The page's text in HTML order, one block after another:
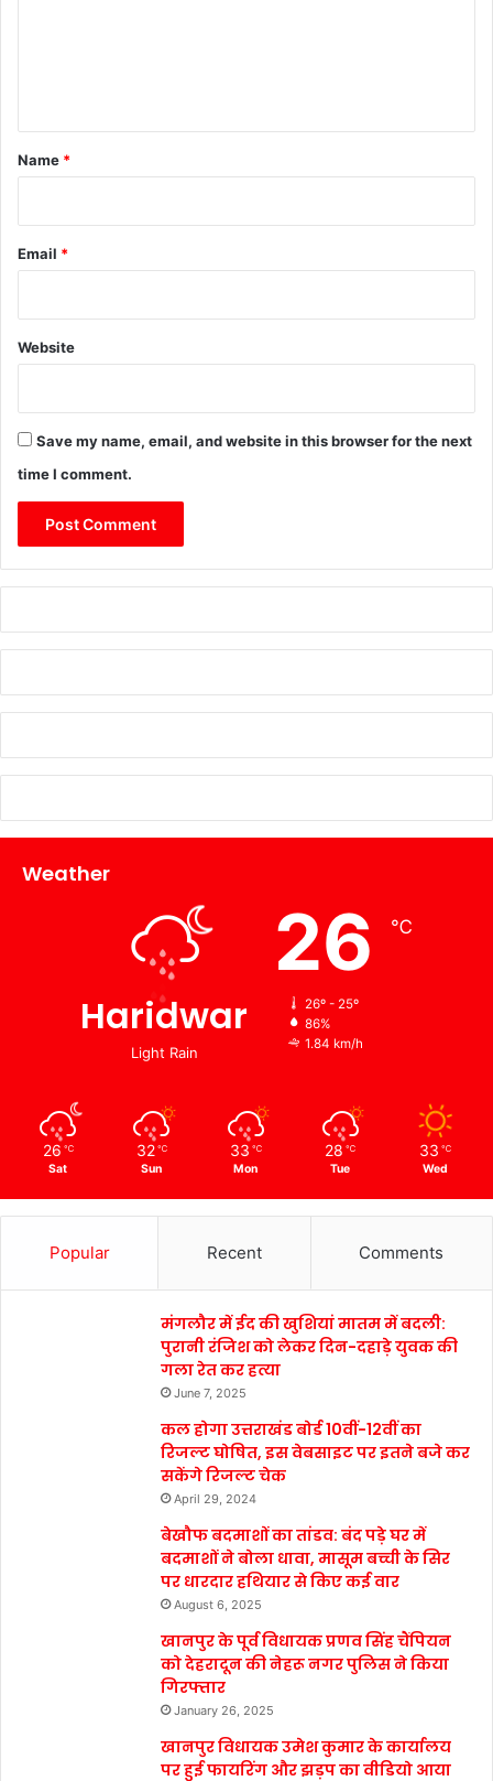
*
Name *
Email *
Website
Save my name, email, and website in this browser for the next
time I comment.
Weather
Haridwar
Light Rain
26 ℃
26º - 25º
86%
1.84 km/h
26 ℃
Sat
32 ℃
Sun
33 ℃
Mon
28 ℃
Tue
33 ℃
Wed
Popular Recent Comments
मंगलौर में ईद की खुशियां मातम में बदली:
पुरानी रंजिश को लेकर दिन-दहाड़े युवक की
गला रेत कर हत्या
June 7, 2025
कल होगा उत्तराखंड बोर्ड 10वीं-12वीं का
रिजल्ट घोषित, इस वेबसाइट पर इतने बजे कर
सकेंगे रिजल्ट चेक
April 29, 2024
बेखौफ बदमाशों का तांडव: बंद पड़े घर में
बदमाशों ने बोला धावा, मासूम बच्ची के सिर
पर धारदार हथियार से किए कई वार
August 6, 2025
खानपुर के पूर्व विधायक प्रणव सिंह चैंपियन
को देहरादून की नेहरू नगर पुलिस ने किया
गिरफ्तार
January 26, 2025
खानपुर विधायक उमेश कुमार के कार्यालय
पर हुई फायरिंग और झड़प का वीडियो आया